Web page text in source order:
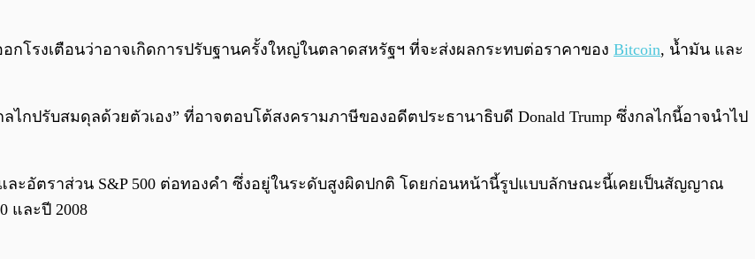
0:00/ 0:00
โรงเตือนว่าอาจเกิดการปรับฐานครั้งใหญ่ในตลาดสหรัฐฯ ที่จะส่งผลกระทบต่อราคาของ Bitcoin, น้ำมัน และ
กปรับสมดุลด้วยตัวเอง” ที่อาจตอบโต้สงครามภาษีของอดีตประธานาธิบดี Donald Trump ซึ่งกลไกนี้อาจนำไป
ละอัตราส่วน S&P 500 ต่อทองคำ ซึ่งอยู่ในระดับสูงผิดปกติ โดยก่อนหน้านี้รูปแบบลักษณะนี้เคยเป็นสัญญาณ
และปี 2008